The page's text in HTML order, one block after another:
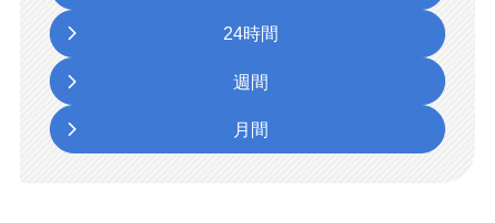
24時間
週間
月間